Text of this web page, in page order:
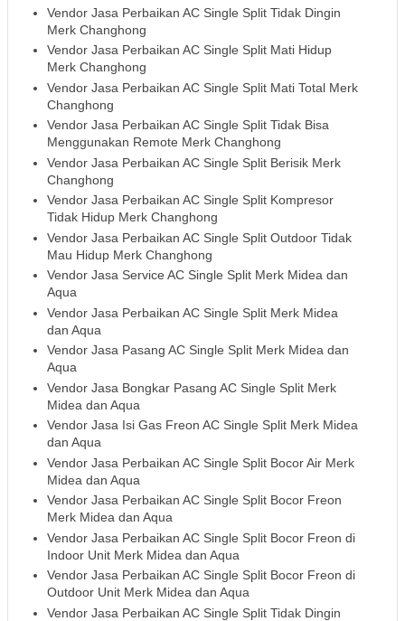
Vendor Jasa Perbaikan AC Single Split Tidak Dingin
Merk Changhong
Vendor Jasa Perbaikan AC Single Split Mati Hidup
Merk Changhong
Vendor Jasa Perbaikan AC Single Split Mati Total Merk
Changhong
Vendor Jasa Perbaikan AC Single Split Tidak Bisa
Menggunakan Remote Merk Changhong
Vendor Jasa Perbaikan AC Single Split Berisik Merk
Changhong
Vendor Jasa Perbaikan AC Single Split Kompresor
Tidak Hidup Merk Changhong
Vendor Jasa Perbaikan AC Single Split Outdoor Tidak
Mau Hidup Merk Changhong
Vendor Jasa Service AC Single Split Merk Midea dan
Aqua
Vendor Jasa Perbaikan AC Single Split Merk Midea
dan Aqua
Vendor Jasa Pasang AC Single Split Merk Midea dan
Aqua
Vendor Jasa Bongkar Pasang AC Single Split Merk
Midea dan Aqua
Vendor Jasa Isi Gas Freon AC Single Split Merk Midea
dan Aqua
Vendor Jasa Perbaikan AC Single Split Bocor Air Merk
Midea dan Aqua
Vendor Jasa Perbaikan AC Single Split Bocor Freon
Merk Midea dan Aqua
Vendor Jasa Perbaikan AC Single Split Bocor Freon di
Indoor Unit Merk Midea dan Aqua
Vendor Jasa Perbaikan AC Single Split Bocor Freon di
Outdoor Unit Merk Midea dan Aqua
Vendor Jasa Perbaikan AC Single Split Tidak Dingin